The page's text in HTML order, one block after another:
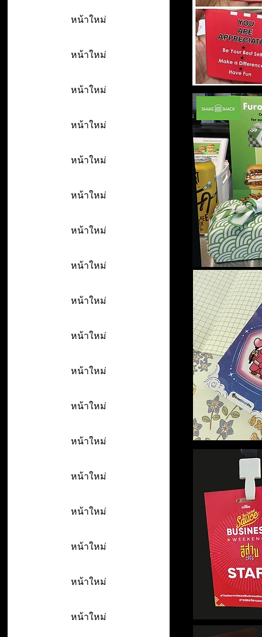
หน้าใหม่
หน้าใหม่
หน้าใหม่
หน้าใหม่
หน้าใหม่
หน้าใหม่
หน้าใหม่
หน้าใหม่
หน้าใหม่
หน้าใหม่
หน้าใหม่
หน้าใหม่
หน้าใหม่
หน้าใหม่
หน้าใหม่
หน้าใหม่
หน้าใหม่
หน้าใหม่